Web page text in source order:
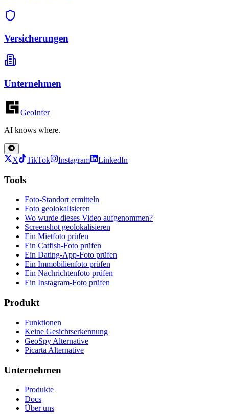
Versicherungen
Unternehmen
GeoInfer
AI knows where.
X TikTok Instagram LinkedIn
Tools
Foto-Standort ermitteln
Foto geolokalisieren
Wo wurde dieses Video aufgenommen?
Screenshot geolokalisieren
Ein Mietfoto prüfen
Ein Catfish-Foto prüfen
Ein Dating-App-Foto prüfen
Ein Immobilienfoto prüfen
Ein Nachrichtenfoto prüfen
Ein Instagram-Foto prüfen
Produkt
Funktionen
Keine Gesichtserkennung
GeoSpy Alternative
Picarta Alternative
Unternehmen
Produkte
Docs
Über uns